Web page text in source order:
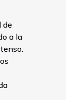
de
a la